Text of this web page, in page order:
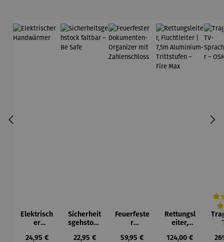
Elektrisch
er
mer
Regulärer Preis:
24,95 €
Sicherheit
sgehstock
Be Safe
Regulärer Preis:
22,95 €
Feuerfeste
r
en-
Regulärer Preis:
59,95 €
Rettungsl
eiter,
r | 7,5m
Regulärer Preis:
124,00 €